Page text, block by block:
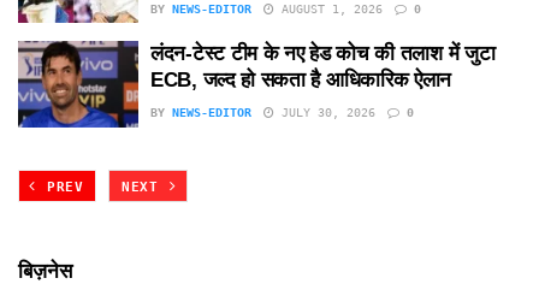
BY NEWS-EDITOR AUGUST 1, 2026 0
लंदन-टेस्ट टीम के नए हेड कोच की तलाश में जुटा
ECB, जल्द हो सकता है आधिकारिक ऐलान
BY NEWS-EDITOR JULY 30, 2026 0
PREV NEXT
बिज़नेस